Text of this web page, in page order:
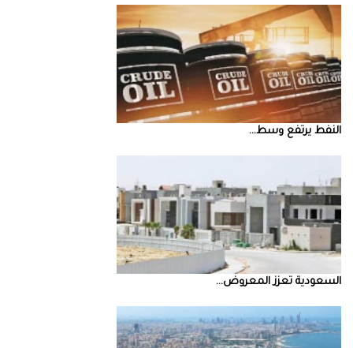
النفط‭ ‬يرتفع‭ ‬وسط‭ ...
السعودية‭ ‬تعزز‭ ‬المعروض‭ ...